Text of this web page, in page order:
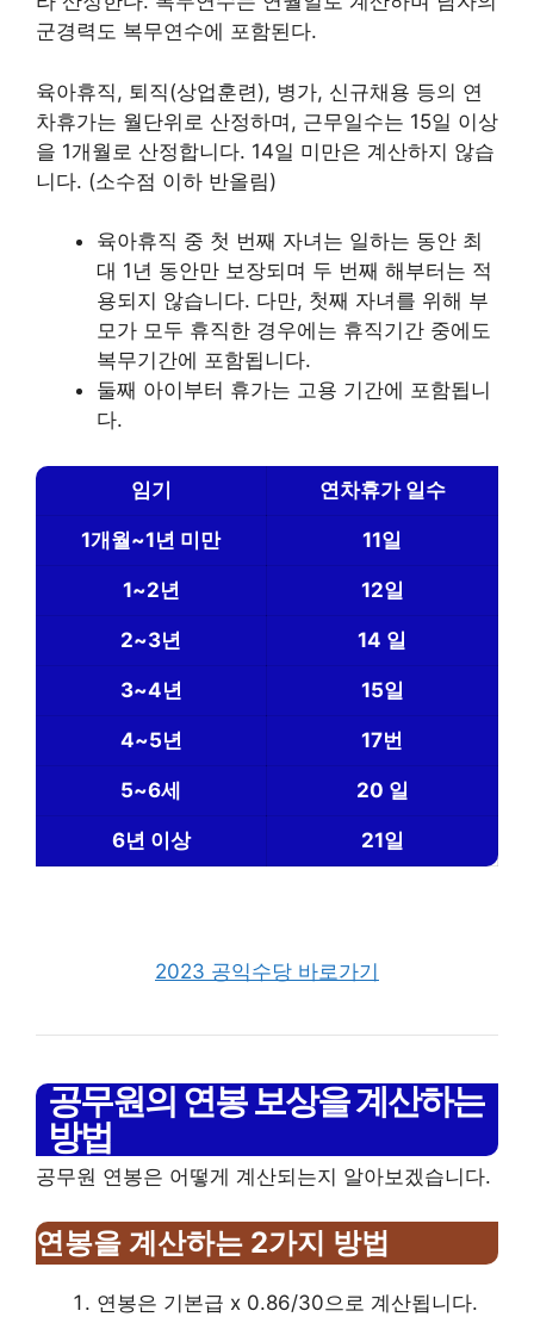
군경력도 복무연수에 포함된다.
육아휴직, 퇴직(상업훈련), 병가, 신규채용 등의 연
차휴가는 월단위로 산정하며, 근무일수는 15일 이상
을 1개월로 산정합니다. 14일 미만은 계산하지 않습
니다. (소수점 이하 반올림)
육아휴직 중 첫 번째 자녀는 일하는 동안 최
대 1년 동안만 보장되며 두 번째 해부터는 적
용되지 않습니다. 다만, 첫째 자녀를 위해 부
모가 모두 휴직한 경우에는 휴직기간 중에도
복무기간에 포함됩니다.
둘째 아이부터 휴가는 고용 기간에 포함됩니
다.
임기 연차휴가 일수
1개월~1년 미만 11일
1~2년 12일
2~3년 14 일
3~4년 15일
4~5년 17번
5~6세 20 일
6년 이상 21일
2023 공익수당 바로가기
공무원의 연봉 보상을 계산하는
방법
공무원 연봉은 어떻게 계산되는지 알아보겠습니다.
연봉을 계산하는 2가지 방법
연봉은 기본급 x 0.86/30으로 계산됩니다.